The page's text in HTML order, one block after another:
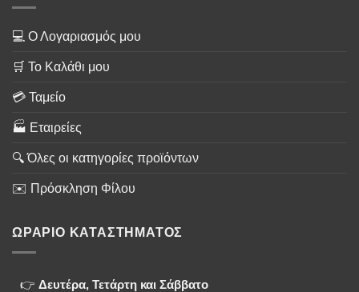
💻 Ο Λογαριασμός μου
🛒 Το Καλάθι μου
💳 Ταμείο
🏭 Εταιρείες
🔍 Όλες οι κατηγορίες προϊόντων
✉️ Πρόσκληση Φίλου
ΩΡΑΡΙΟ ΚΑΤΑΣΤΗΜΑΤΟΣ
👉 Δευτέρα, Τετάρτη και Σάββατο